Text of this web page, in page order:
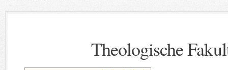
Theologische